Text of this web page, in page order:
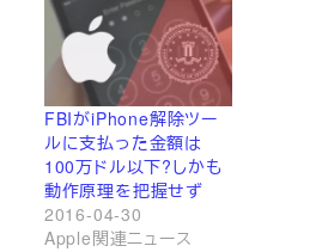
FBIがiPhone解除ツー
ルに支払った金額は
100万ドル以下?しかも
動作原理を把握せず
2016-04-30
Apple関連ニュース